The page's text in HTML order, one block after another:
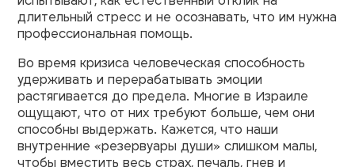
длительный стресс и не осознавать, что им нужна
профессиональная помощь.
Во время кризиса человеческая способность
удерживать и перерабатывать эмоции
растягивается до предела. Многие в Израиле
ощущают, что от них требуют больше, чем они
способны выдержать. Кажется, что наши
внутренние «резервуары души» слишком малы,
чтобы вместить весь страх, печаль, гнев и